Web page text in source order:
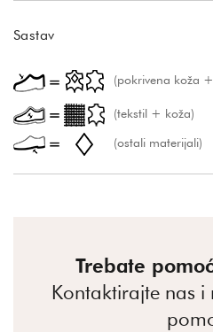
Sastav
(pokrivena koža
(tekstil + koža)
(ostali materijali)
Trebate
Kontaktirajte nas